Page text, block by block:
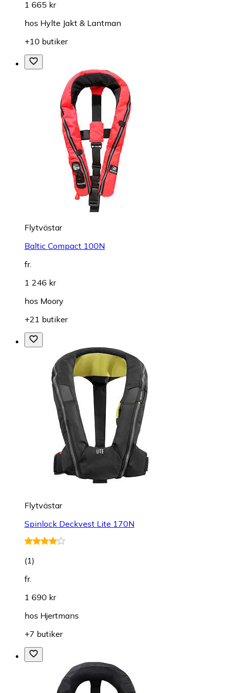
1 665 kr
hos Hylte Jakt & Lantman
+10 butiker
Flytvästar
Baltic Compact 100N
fr.
1 246 kr
hos Moory
+21 butiker
Flytvästar
Spinlock Deckvest Lite 170N
(1)
fr.
1 690 kr
hos Hjertmans
+7 butiker